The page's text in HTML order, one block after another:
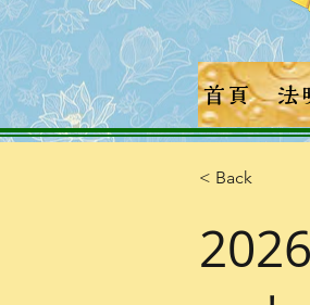
首頁 法
< Back